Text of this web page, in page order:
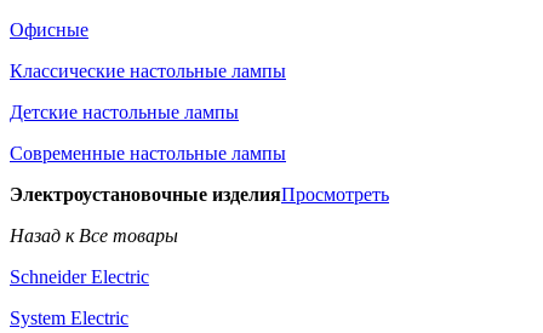
Офисные
Классические настольные лампы
Детские настольные лампы
Современные настольные лампы
Электроустановочные изделияПросмотреть
Назад к Все товары
Schneider Electric
System Electric